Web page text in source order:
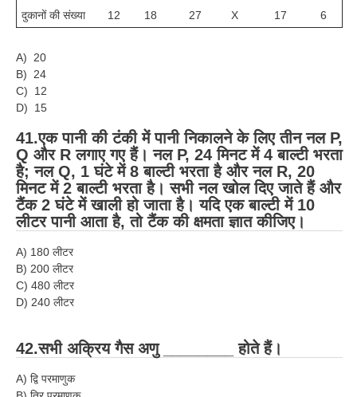
दुकानों की संख्या
12 18 27 X 17 6
A) 20
B) 24
C) 12
D) 15
41.एक पानी की टंकी में पानी निकालने के लिए तीन नल P,
Q और R लगाए गए हैं। नल P, 24 मिनट में 4 बाल्टी भरता
है; नल Q, 1 घंटे में 8 बाल्टी भरता है और नल R, 20
मिनट में 2 बाल्टी भरता है। सभी नल खोल दिए जाते हैं और
टैंक 2 घंटे में खाली हो जाता है। यदि एक बाल्टी में 10
लीटर पानी आता है, तो टैंक की क्षमता ज्ञात कीजिए।
A) 180 लीटर
B) 200 लीटर
C) 480 लीटर
D) 240 लीटर
42.सभी अक्रिय गैस अणु ________ होते हैं।
A) द्वि परमाणुक